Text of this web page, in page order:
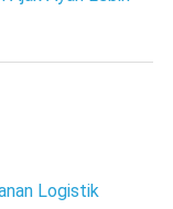
Logistik